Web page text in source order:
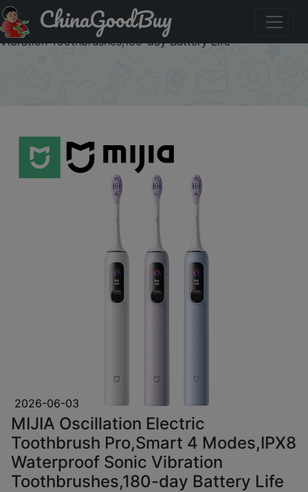
Код на скидку :AEUA4 MIJIA Oscillation Electric
Toothbrush Pro,Smart 4 Modes,IPX8 Waterproof Sonic
Vibration Toothbrushes,180-day Battery Life
ChinaGoodBuy
2026-06-03
MIJIA Oscillation Electric
Toothbrush Pro,Smart 4 Modes,IPX8
Waterproof Sonic Vibration
Toothbrushes,180-day Battery Life